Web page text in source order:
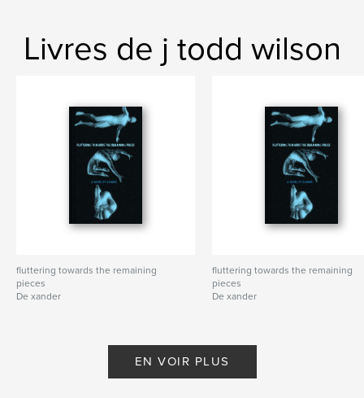
Livres de j todd wilson
fluttering towards the remaining
pieces
De xander
fluttering towards the remaining
pieces
De xander
EN VOIR PLUS